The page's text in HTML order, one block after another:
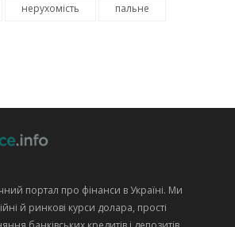
нерухомість пальне
портал про фінанси в Україні. Ми
й ринкові курси долара, прості